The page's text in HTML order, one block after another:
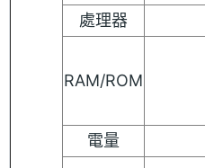
處理器
RAM/ROM
電量